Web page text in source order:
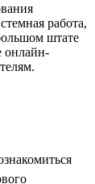
работа,
штате
онлайн-